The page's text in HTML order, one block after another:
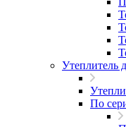
Утеплитель
По